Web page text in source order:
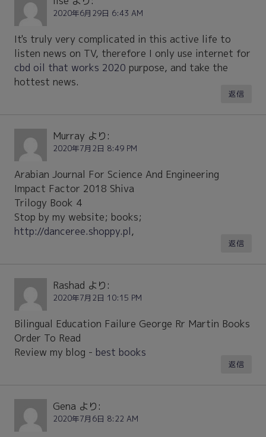
2020年6月29日 6:43 AM
It's truly very complicated in this active life to
listen news on TV, therefore I only use internet for
cbd oil that works 2020 purpose, and take the
hottest news.
返信
Murray より:
2020年7月2日 8:49 PM
Arabian Journal For Science And Engineering
Impact Factor 2018 Shiva
Trilogy Book 4
Stop by my website; books;
http://danceree.shoppy.pl,
返信
Rashad より:
2020年7月2日 10:15 PM
Bilingual Education Failure George Rr Martin Books
Order To Read
Review my blog - best books
返信
Gena より:
2020年7月6日 8:22 AM